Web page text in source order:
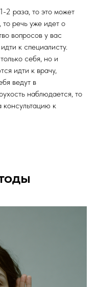
2 раза, то это может
речь уже идет о
вопросов у вас
к специалисту.
себя, но и
идти к врачу,
ведут в
наблюдается, то
консультацию к